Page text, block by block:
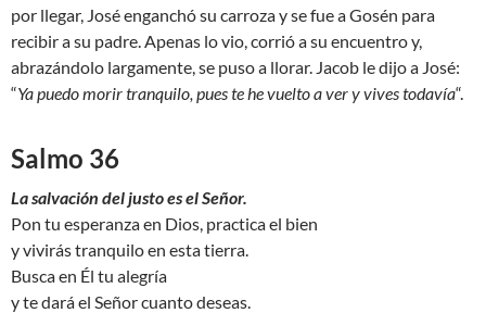
por llegar, José enganchó su carroza y se fue a Gosén para
recibir a su padre. Apenas lo vio, corrió a su encuentro y,
abrazándolo largamente, se puso a llorar. Jacob le dijo a José:
“Ya puedo morir tranquilo, pues te he vuelto a ver y vives todavía“.
Salmo 36
La salvación del justo es el Señor.
Pon tu esperanza en Dios, practica el bien
y vivirás tranquilo en esta tierra.
Busca en Él tu alegría
y te dará el Señor cuanto deseas.